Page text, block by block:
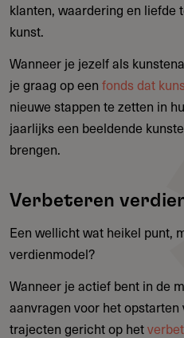
klanten, waardering en liefde
kunst.
Wanneer je jezelf als
je graag op een fonds dat
nieuwe stappen te zetten in
jaarlijks een beeldende
brengen.
Verbeteren
Een wellicht wat heikel punt,
verdienmodel?
Wanneer je actief bent in de
aanvragen voor het
trajecten gericht op het